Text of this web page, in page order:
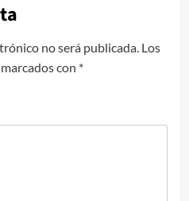
no será publicada. Los
con *